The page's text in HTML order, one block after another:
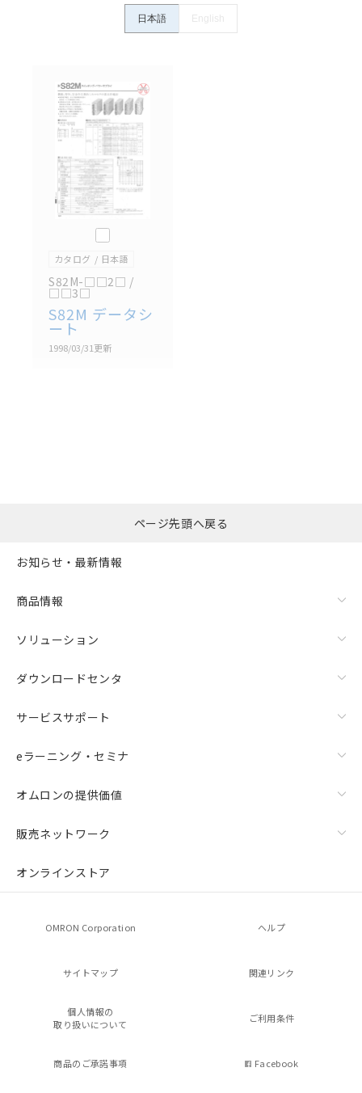
ン事例は参考用ですので、ご採用に際しては機器・装
置の機能や安全性をご確認のうえご使用ください。・
ている可能性がありますがご容赦ください。
記載されているサービス内容や連絡先等は作成当時の
ものであり、変更・改定させていただいている可能性
があります。改めて当サイトの掲載内容をご確認のう
え、ご用命下さいますようお願いいたします。
日本語 English
このカタログを選択
カタログ 日本語
S82M-□□2□ /
□□3□
S82M データシ
ート
1998/03/31更新
括ダウンロード
ページ先頭へ戻る
お知らせ・最新情報
商品情報
ソリューション
ダウンロードセンタ
サービスサポート
eラーニング・セミナ
オムロンの提供価値
販売ネットワーク
オンラインストア
OMRON Corporation ヘルプ
サイトマップ 関連リンク
個人情報の
取り扱いについて
ご利用条件
商品のご承諾事項 Facebook